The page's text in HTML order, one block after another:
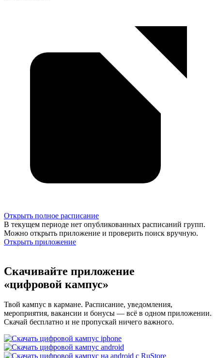
Открыть полное расписание
В текущем периоде нет опубликованных расписаний групп.
Можно открыть приложение и проверить поиск вручную.
Открыть приложение
Скачивайте приложение
«цифровой кампус»
Твой кампус в кармане. Расписание, уведомления,
мероприятия, вакансии и бонусы — всё в одном приложении.
Скачай бесплатно и не пропускай ничего важного.